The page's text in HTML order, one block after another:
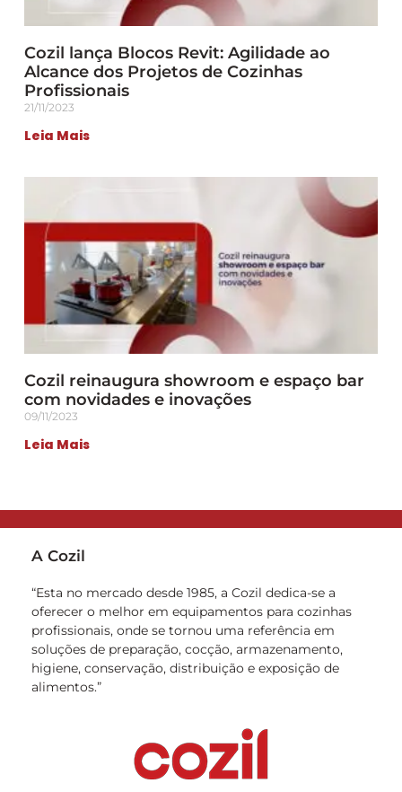
Cozil lança Blocos Revit: Agilidade ao
Alcance dos Projetos de Cozinhas
Profissionais
21/11/2023
Leia Mais
Cozil reinaugura showroom e espaço bar
com novidades e inovações
09/11/2023
Leia Mais
A Cozil
“Esta no mercado desde 1985, a Cozil dedica-se a
oferecer o melhor em equipamentos para cozinhas
profissionais, onde se tornou uma referência em
soluções de preparação, cocção, armazenamento,
higiene, conservação, distribuição e exposição de
alimentos.”